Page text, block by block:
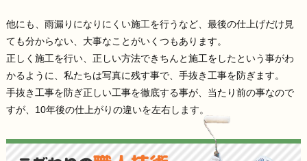
他にも、雨漏りになりにくい施工を行うなど、最後の仕上げだけ見
ても分からない、大事なことがいくつもあります。
正しく施工を行い、正しい方法できちんと施工をしたという事がわ
かるように、私たちは写真に残す事で、手抜き工事を防ぎます。
手抜き工事を防ぎ正しい工事を徹底する事が、当たり前の事なので
すが、10年後の仕上がりの違いを左右します。